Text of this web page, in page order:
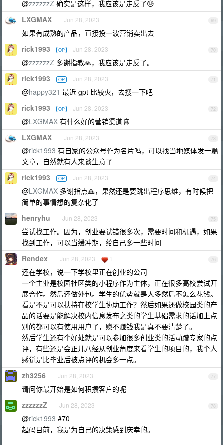
@zzzzzzZ 确实是这样，我应该是走反了😓
69
LXGMAX Jun 28, 2023
如果有成熟的产品，直接投一波营销卖出去
70
rick1993 OP Jun 28, 2023
@zzzzzzZ 多谢指教🙏，我应该是走反了。
71
rick1993 OP Jun 28, 2023
@happy321 最近 gpt 比较火，去搜一下吧
72
rick1993 OP Jun 28, 2023
@LXGMAX 有什么好的营销渠道嘛
73
LXGMAX Jun 28, 2023
@rick1993 有自家的公众号作为名片吗，可以找当地媒体发一篇
文章，自然就有人来谈生意了
74
rick1993 OP Jun 28, 2023
@LXGMAX 多谢指点🙏，果然还是要跳出程序思维，有时候把
简单的事情想的复杂化了
75
henryhu Jun 28, 2023
尝试找工作。因为，创业要试错很多次，需要时间和机遇，如果
找到工作，可以当缓冲期，给自己多一些时间
76
Rendex Jun 28, 2023 1
还在学校，说一下学校里正在创业的公司
一个主业是校园社区类的小程序作为主体，正在很多高校尝试开
展合作。然后还做外包。学生的优势就是人多然后不怎么花钱。
看是不是可以扶持在校学生协助工作？然后如果还做校园类的产
品的话要是能解决校内信息发布之类的学生基础需求的话加上点
别的都可以有使用用户了，赚不赚钱我是真不要清楚了。
然后学生还有个好处就是可以参加很多创业类的活动蹭专家的点
评，有些还是会正儿八经从创业角度来看学生的项目的，我个人
感觉是比毕业后被点评的机会多一点。
77
zh3256 Jun 28, 2023
请问你最开始是如何积攒客户的呢
78
zzzzzzZ Jun 28, 2023
@rick1993 #70
起码目前，我是为自己的决策感到庆幸的。